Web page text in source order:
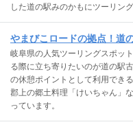
した道の駅みのかもにツーリン
やまびこロードの拠点！道
岐阜県の人気ツーリングスポッ
る際に立ち寄りたいのが道の駅
の休憩ポイントとして利用でき
郡上の郷土料理「けいちゃん」
っています。